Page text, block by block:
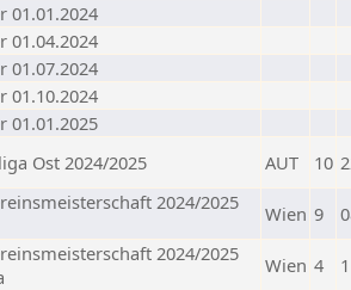
01.01.2024
01.04.2024
01.07.2024
01.10.2024
01.01.2025
Ost 2024/2025 AUT 10
2024/2025
Wien 9
2024/2025
Wien 4